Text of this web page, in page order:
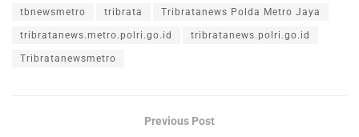
tbnewsmetro tribrata Tribratanews Polda Metro Jaya
tribratanews.metro.polri.go.id tribratanews.polri.go.id
Tribratanewsmetro
Previous Post